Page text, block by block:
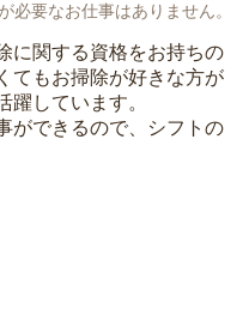
必要なお仕事はありません。
に関する資格をお持ちの
てもお掃除が好きな方が
躍しています。
ができるので、シフトの